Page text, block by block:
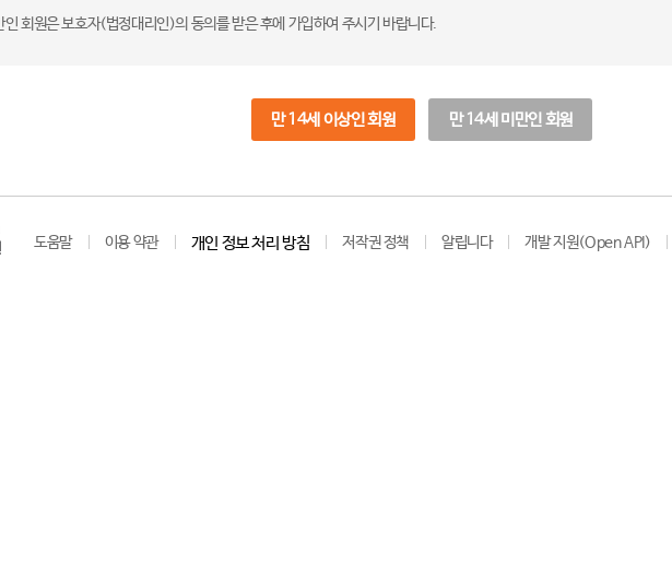
인 회원은 보호자(법정대리인)의 동의를 받은 후에 가입하여 주시기 바랍니다.
만 14세 이상인 회원 만 14세 미만인 회원
도움말 이용 약관 개인 정보 처리 방침 저작권 정책 알립니다 개발 지원(Open API)